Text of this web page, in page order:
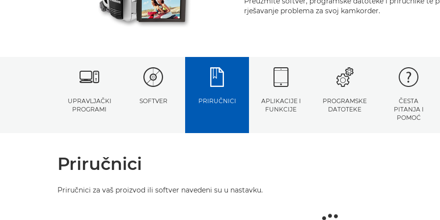
rješavanje problema za svoj kamkorder.
UPRAVLJAČKI
PROGRAMI
SOFTVER PRIRUČNICI
APLIKACIJE I
FUNKCIJE
PROGRAMSKE
DATOTEKE
ČESTA
PITANJA I
POMOĆ
Priručnici
Priručnici za vaš proizvod ili softver navedeni su u nastavku.